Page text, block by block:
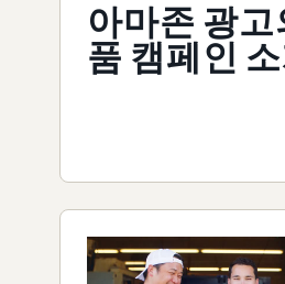
아마존 광
품 캠페인